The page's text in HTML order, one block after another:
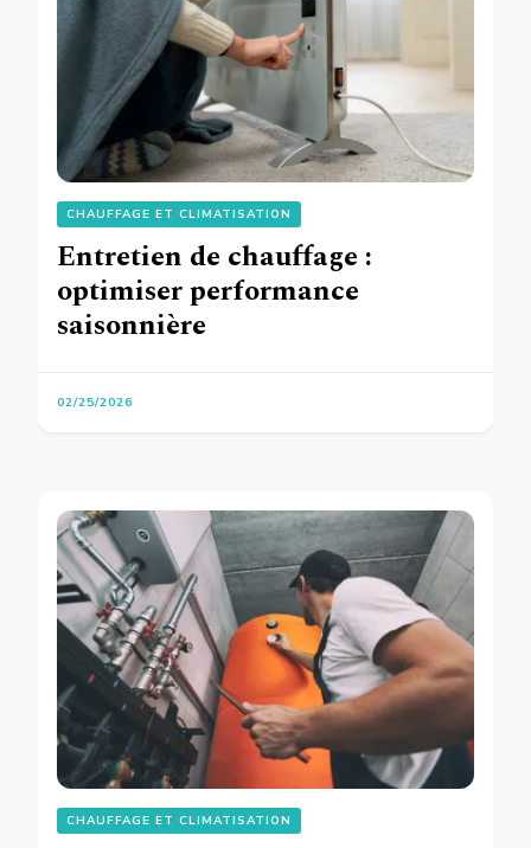
CHAUFFAGE ET CLIMATISATION
Entretien de chauffage :
optimiser performance
saisonnière
02/25/2026
CHAUFFAGE ET CLIMATISATION